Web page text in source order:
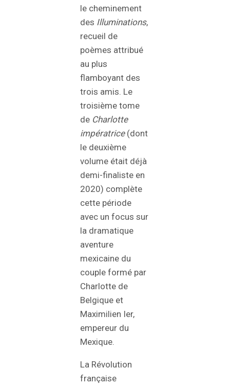
le cheminement
des Illuminations,
recueil de
poèmes attribué
au plus
flamboyant des
trois amis. Le
troisième tome
de Charlotte
impératrice (dont
le deuxième
volume était déjà
demi-finaliste en
2020) complète
cette période
avec un focus sur
la dramatique
aventure
mexicaine du
couple formé par
Charlotte de
Belgique et
Maximilien Ier,
empereur du
Mexique.
La Révolution
française